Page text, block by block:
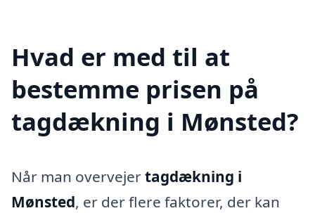
Hvad er med til at
bestemme prisen på
tagdækning i Mønsted?
Når man overvejertagdækning i
Mønsted, er der flere faktorer, der kan